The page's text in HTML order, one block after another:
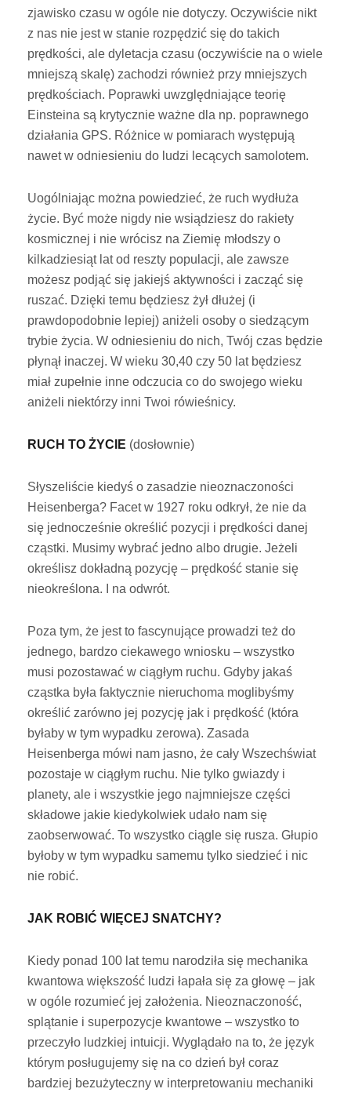
zjawisko czasu w ogóle nie dotyczy. Oczywiście nikt
z nas nie jest w stanie rozpędzić się do takich
prędkości, ale dyletacja czasu (oczywiście na o wiele
mniejszą skalę) zachodzi również przy mniejszych
prędkościach. Poprawki uwzględniające teorię
Einsteina są krytycznie ważne dla np. poprawnego
działania GPS. Różnice w pomiarach występują
nawet w odniesieniu do ludzi lecących samolotem.
Uogólniając można powiedzieć, że ruch wydłuża
życie. Być może nigdy nie wsiądziesz do rakiety
kosmicznej i nie wrócisz na Ziemię młodszy o
kilkadziesiąt lat od reszty populacji, ale zawsze
możesz podjąć się jakiejś aktywności i zacząć się
ruszać. Dzięki temu będziesz żył dłużej (i
prawdopodobnie lepiej) aniżeli osoby o siedzącym
trybie życia. W odniesieniu do nich, Twój czas będzie
płynął inaczej. W wieku 30,40 czy 50 lat będziesz
miał zupełnie inne odczucia co do swojego wieku
aniżeli niektórzy inni Twoi rówieśnicy.
RUCH TO ŻYCIE (dosłownie)
Słyszeliście kiedyś o zasadzie nieoznaczoności
Heisenberga? Facet w 1927 roku odkrył, że nie da
się jednocześnie określić pozycji i prędkości danej
cząstki. Musimy wybrać jedno albo drugie. Jeżeli
określisz dokładną pozycję – prędkość stanie się
nieokreślona. I na odwrót.
Poza tym, że jest to fascynujące prowadzi też do
jednego, bardzo ciekawego wniosku – wszystko
musi pozostawać w ciągłym ruchu. Gdyby jakaś
cząstka była faktycznie nieruchoma moglibyśmy
określić zarówno jej pozycję jak i prędkość (która
byłaby w tym wypadku zerowa). Zasada
Heisenberga mówi nam jasno, że cały Wszechświat
pozostaje w ciągłym ruchu. Nie tylko gwiazdy i
planety, ale i wszystkie jego najmniejsze części
składowe jakie kiedykolwiek udało nam się
zaobserwować. To wszystko ciągle się rusza. Głupio
byłoby w tym wypadku samemu tylko siedzieć i nic
nie robić.
JAK ROBIĆ WIĘCEJ SNATCHY?
Kiedy ponad 100 lat temu narodziła się mechanika
kwantowa większość ludzi łapała się za głowę – jak
w ogóle rozumieć jej założenia. Nieoznaczoność,
splątanie i superpozycje kwantowe – wszystko to
przeczyło ludzkiej intuicji. Wyglądało na to, że język
którym posługujemy się na co dzień był coraz
bardziej bezużyteczny w interpretowaniu mechaniki